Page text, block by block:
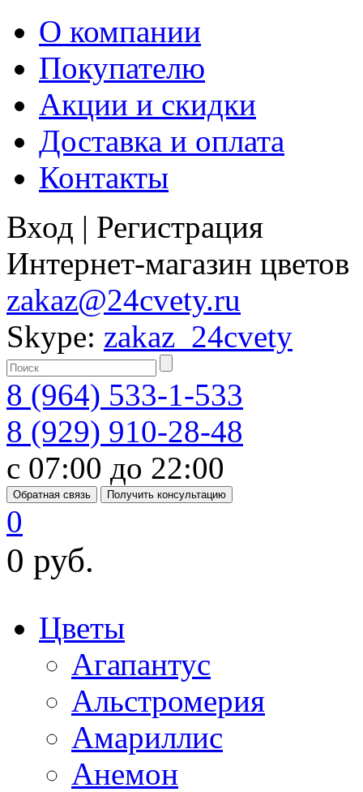
О компании
Покупателю
Акции и скидки
Доставка и оплата
Контакты
Вход | Регистрация
Интернет-магазин цветов
zakaz@24cvety.ru
Skype: zakaz_24cvety
8 (964) 533-1-533
8 (929) 910-28-48
с 07:00 до 22:00
Обратная связь Получить консультацию
0
0 руб.
Цветы
Агапантус
Альстромерия
Амариллис
Анемон